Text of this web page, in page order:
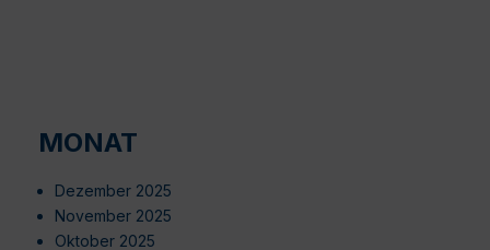
MONAT
Dezember 2025
November 2025
Oktober 2025